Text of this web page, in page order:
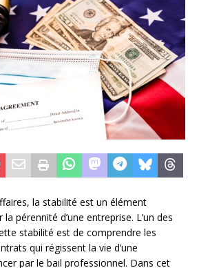
la stabilité est un élément
pérennité d’une entreprise. L’un des
stabilité est de comprendre les
qui régissent la vie d’une
par le bail professionnel. Dans cet